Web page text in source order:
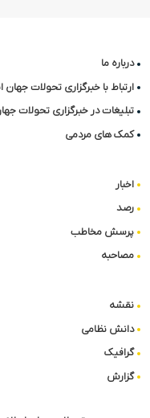
درباره ما
ارتباط با خبرگزاری تحولات جهان
تبلیغات در خبرگزاری تحولات
کمک های مردمی
اخبار
رصد
پرسش مخاطب
مصاحبه
نقشه
دانش نظامی
گرافیک
گزارش